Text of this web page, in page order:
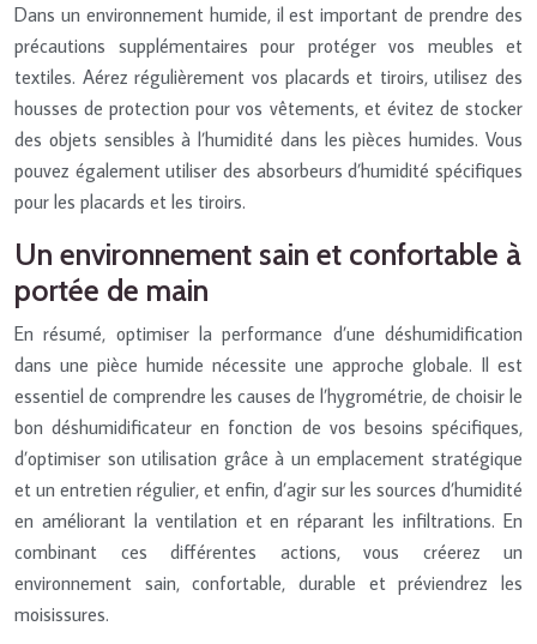
Dans un environnement humide, il est important de prendre des
précautions supplémentaires pour protéger vos meubles et
textiles. Aérez régulièrement vos placards et tiroirs, utilisez des
housses de protection pour vos vêtements, et évitez de stocker
des objets sensibles à l’humidité dans les pièces humides. Vous
pouvez également utiliser des absorbeurs d’humidité spécifiques
pour les placards et les tiroirs.
Un environnement sain et confortable à
portée de main
En résumé, optimiser la performance d’une déshumidification
dans une pièce humide nécessite une approche globale. Il est
essentiel de comprendre les causes de l’hygrométrie, de choisir le
bon déshumidificateur en fonction de vos besoins spécifiques,
d’optimiser son utilisation grâce à un emplacement stratégique
et un entretien régulier, et enfin, d’agir sur les sources d’humidité
en améliorant la ventilation et en réparant les infiltrations. En
combinant ces différentes actions, vous créerez un
environnement sain, confortable, durable et préviendrez les
moisissures.